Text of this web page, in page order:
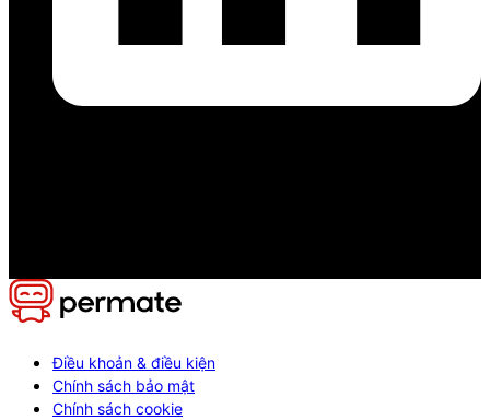
Điều khoản & điều kiện
Chính sách bảo mật
Chính sách cookie